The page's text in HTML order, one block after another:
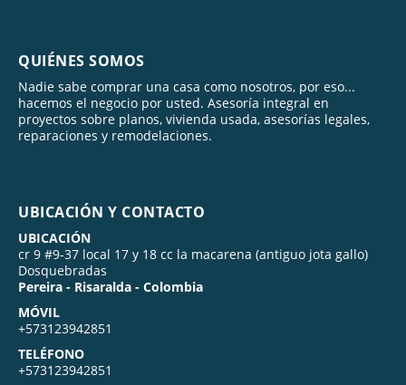
QUIÉNES SOMOS
Nadie sabe comprar una casa como nosotros, por eso...
hacemos el negocio por usted. Asesoría integral en
proyectos sobre planos, vivienda usada, asesorías legales,
reparaciones y remodelaciones.
UBICACIÓN Y CONTACTO
UBICACIÓN
cr 9 #9-37 local 17 y 18 cc la macarena (antiguo jota gallo)
Dosquebradas
Pereira - Risaralda - Colombia
MÓVIL
+573123942851
TELÉFONO
+573123942851